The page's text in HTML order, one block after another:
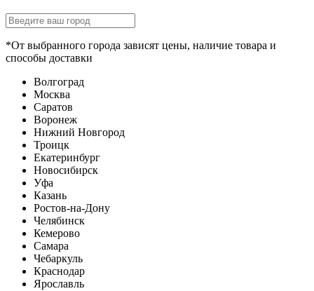
*От выбранного города зависят цены, наличие товара и
способы доставки
Волгоград
Москва
Саратов
Воронеж
Нижний Новгород
Троицк
Екатеринбург
Новосибирск
Уфа
Казань
Ростов-на-Дону
Челябинск
Кемерово
Самара
Чебаркуль
Краснодар
Ярославль